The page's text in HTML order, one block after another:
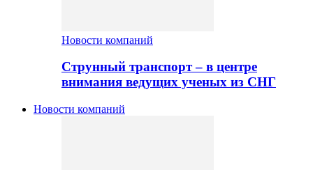
Новости компаний
Струнный транспорт – в центре
внимания ведущих ученых из СНГ
Новости компаний